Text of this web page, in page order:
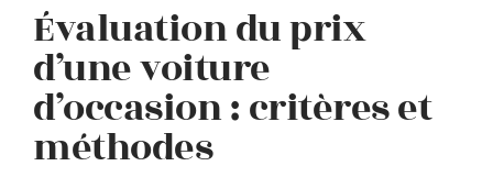
Évaluation du prix
d’une voiture
d’occasion : critères et
méthodes